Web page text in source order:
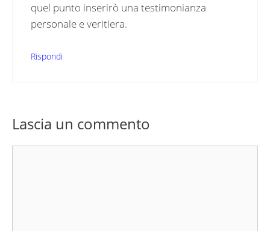
quel punto inserirò una testimonianza
personale e veritiera.
Rispondi
Lascia un commento